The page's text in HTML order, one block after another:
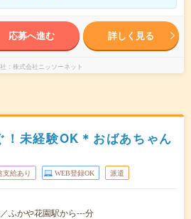
応募へ進む 詳しく見る
株式会社ニッソーネット
！未経験OK＊おばあちゃん
支給あり WEB登録OK 派遣
ふかや花園駅から---分